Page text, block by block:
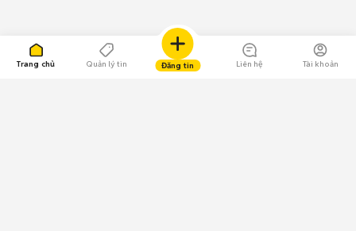
Trang chủ Quản lý tin Đăng tin Liên hệ Tài khoản